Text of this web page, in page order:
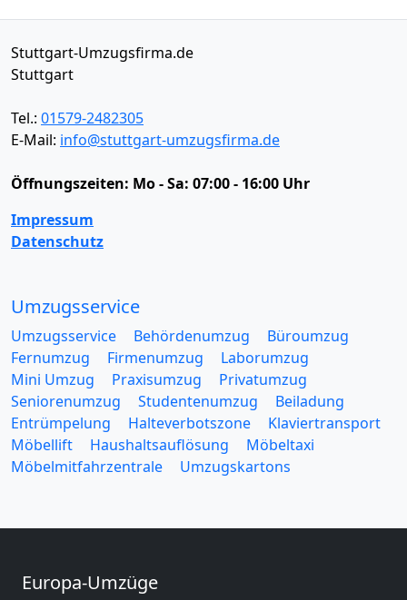
Stuttgart-Umzugsfirma.de
Stuttgart
Tel.: 01579-2482305
E-Mail: info@stuttgart-umzugsfirma.de
Öffnungszeiten: Mo - Sa: 07:00 - 16:00 Uhr
Impressum
Datenschutz
Umzugsservice
Umzugsservice Behördenumzug
Büroumzug
Fernumzug
Firmenumzug
Laborumzug
Mini Umzug
Praxisumzug
Privatumzug
Seniorenumzug
Studentenumzug
Beiladung
Entrümpelung
Halteverbotszone
Klaviertransport
Möbellift
Haushaltsauflösung
Möbeltaxi
Möbelmitfahrzentrale
Umzugskartons
Europa-Umzüge